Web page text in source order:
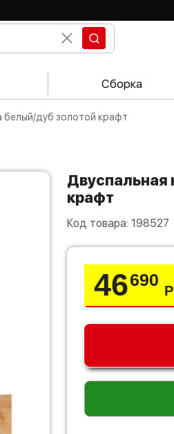
Сборка
белый/дуб золотой крафт
Двуспальная кровать 160х200 Юнона белый/дуб золотой
крафт
Код товара: 198527
46690
Р